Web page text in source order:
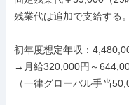
残業代は追加で支給する。
初年度想定年収：
→月給320,000円～
（一律グローバル手当